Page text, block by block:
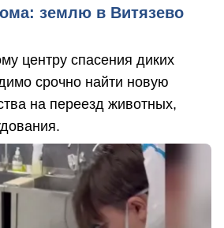
землю в Витязево
центру спасения диких
срочно найти новую
на переезд животных,